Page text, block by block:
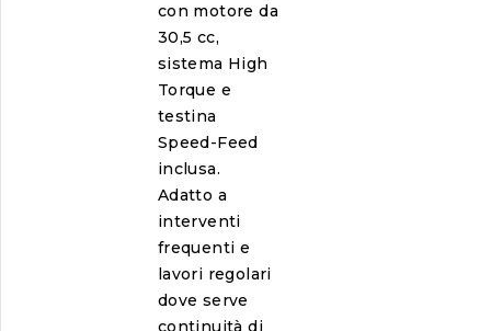
con motore da
30,5 cc,
sistema High
Torque e
testina
Speed-Feed
inclusa.
Adatto a
interventi
frequenti e
lavori regolari
dove serve
continuità di